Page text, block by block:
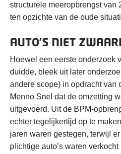
structurele meeropbrengst van
ten opzichte van de oude
AUTO’S NIET
Hoewel een eerste onderzoek
duidde, bleek uit later
andere scope) in opdracht van
Menno Snel dat de omzetting
uitgevoerd. Uit de BPM-
echter tegelijkertijd op te
jaren waren gestegen, terwijl
plichtige auto’s waren